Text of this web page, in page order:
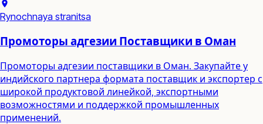
Rynochnaya stranitsa
Промоторы адгезии Поставщики в Оман
Промоторы адгезии поставщики в Оман. Закупайте у
индийского партнера формата поставщик и экспортер с
широкой продуктовой линейкой, экспортными
возможностями и поддержкой промышленных
применений.